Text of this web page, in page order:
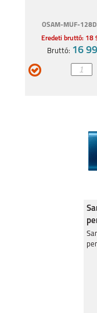
OSAM-MUF-
Eredeti bruttó: 18
Bruttó: 16